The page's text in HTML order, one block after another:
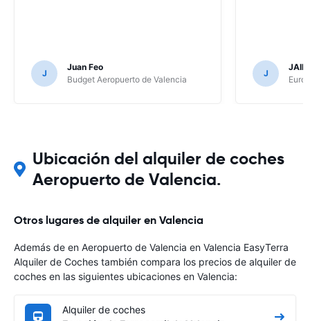
J
Juan Feo
Budget Aeropuerto de Valencia
J
Ubicación del alquiler de coches
Aeropuerto de Valencia.
Otros lugares de alquiler en Valencia
Además de en Aeropuerto de Valencia en Valencia EasyTerra
Alquiler de Coches también compara los precios de alquiler de
coches en las siguientes ubicaciones en Valencia:
Alquiler de coches